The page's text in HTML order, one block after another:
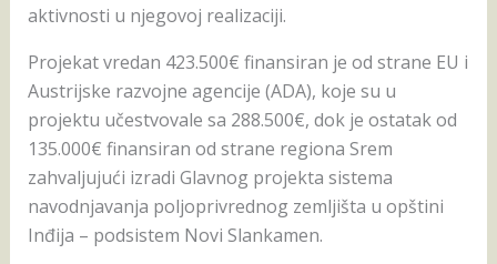
aktivnosti u njegovoj realizaciji.
Projekat vredan 423.500€ finansiran je od strane EU i
Austrijske razvojne agencije (ADA), koje su u
projektu učestvovale sa 288.500€, dok je ostatak od
135.000€ finansiran od strane regiona Srem
zahvaljujući izradi Glavnog projekta sistema
navodnjavanja poljoprivrednog zemljišta u opštini
Inđija – podsistem Novi Slankamen.